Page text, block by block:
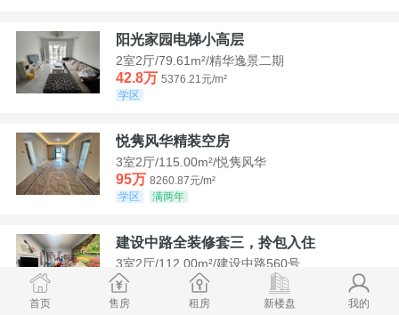
阳光家园电梯小高层
2室2厅/79.61m²/精华逸景二期
42.8万 5376.21元/m²
学区
悦隽风华精装空房
3室2厅/115.00m²/悦隽风华
95万 8260.87元/m²
学区
满两年
建设中路全装修套三，拎包入住
3室2厅/112.00m²/建设中路560号
35万
3125元/m²
学区
首页 售房 租房 新楼盘 我的